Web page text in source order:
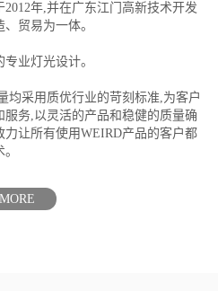
年,并在广东江门高新技术开发
贸易为一体。
业灯光设计。
均采用质优行业的苛刻标准,为客户
务,以灵活的产品和稳健的质量确
让所有使用WEIRD产品的客户都
MORE